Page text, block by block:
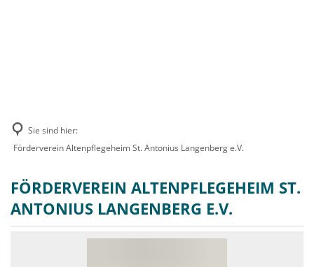
Sie sind hier:
Förderverein Altenpflegeheim St. Antonius Langenberg e.V.
FÖRDERVEREIN ALTENPFLEGEHEIM ST.
ANTONIUS LANGENBERG E.V.